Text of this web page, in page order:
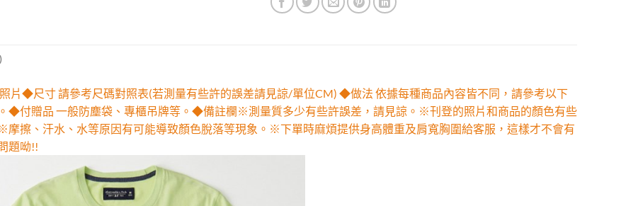
片◆尺寸 請參考尺碼對照表(若測量有些許的誤差請見諒/單位CM) ◆做法 依據每種商品內容皆不同，請參考以下
◆付贈品 一般防塵袋、專櫃吊牌等。◆備註欄※測量質多少有些許誤差，請見諒。※刊登的照片和商品的顏色有些
摩擦、汗水、水等原因有可能導致顏色脫落等現象。※下單時麻煩提供身高體重及肩寬胸圍給客服，這樣才不會有
題呦!!